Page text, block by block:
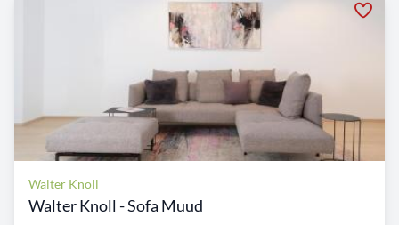
Walter Knoll
Walter Knoll - Sofa Muud